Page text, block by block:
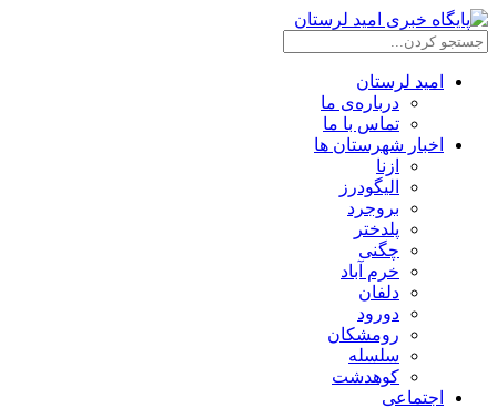
امید لرستان
درباره‌ی ما
تماس با ما
اخبار شهرستان ها
ازنا
الیگودرز
بروجرد
پلدختر
چگنی
خرم آباد
دلفان
دورود
رومشکان
سلسله
کوهدشت
اجتماعی